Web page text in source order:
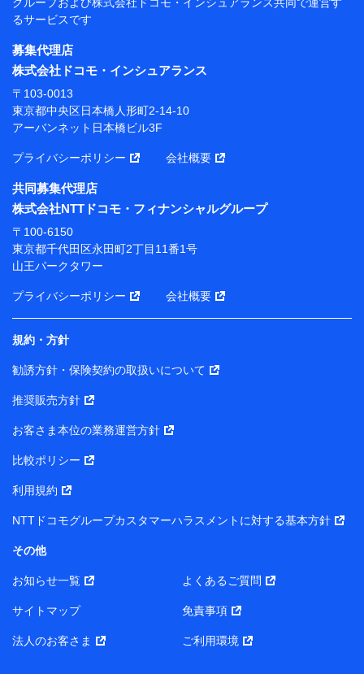
株式会社NTTドコモ 代表取締役社長 前田 義晃
東京都中央区日本橋人形町2-14-10 アーバンネット日
本橋ビル 3F
長 吉村 忠義
※ 当社および株式会社NTTドコモは、お客さまの情報
ソナルデータ憲章」に定める行動原則を順守します 。
※ パーソナルデータダッシュボードの「第三者提供の
管理」の設定状態にかかわらず、共同利用する場合があ
ります。
※ dポイントクラブ会員ではないお客さま（2019年12
月11日以降、一度もdポイントクラブ会員であったこと
がないお客さまに限る）に関する、2019年12月10日以
前に取得した個人データは、こちら の利用目的の範囲内
当社は株式会社NTTドコモ・フィナンシャルグループ
との間で、以下のとおり個人データを共同利用しま
す。
【共同して利用される利用データの項目】
当社または株式会社NTTドコモ・フィナンシャルグルー
の個人データ
基本情報
性、連絡先、dポイントサービスのご利用に関する情報。例
所、dポイント残高、dポイント利用履歴などが含まれます。
当社または株式会社NTTドコモ・フィナンシャルグループが
報。例として、当社または株式会社NTTドコモ・フィナンシ
履歴インターネット利用時の行動に関する情報、アプリケー
るサービスです
募集代理店
株式会社ドコモ・インシュアランス
〒103-0013
東京都中央区日本橋人形町2-14-10
アーバンネット日本橋ビル3F
プライバシーポリシー 会社概要
共同募集代理店
株式会社NTTドコモ・フィナンシャルグループ
〒100-6150
東京都千代田区永田町2丁目11番1号
山王パークタワー
プライバシーポリシー 会社概要
規約・方針
勧誘方針・保険契約の取扱いについて
推奨販売方針
お客さま本位の業務運営方針
比較ポリシー
利用規約
NTTドコモグループカスタマーハラスメントに対する基本方針
その他
お知らせ一覧 よくあるご質問
サイトマップ 免責事項
法人のお客さま ご利用環境